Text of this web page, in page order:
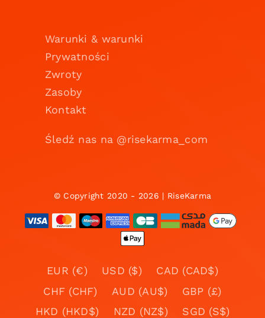
Warunki & warunki
Prywatności
Zwroty
Zasoby
Kontakt
Śledź nas na @risekarma_com
© Copyright 2020 - 2026 | RiseKarma
EUR (€) USD ($)
CAD (CAD$)
CHF (CHF)
AUD (AU$)
GBP (£)
HKD (HKD$)
NZD (NZ$)
SGD (S$)